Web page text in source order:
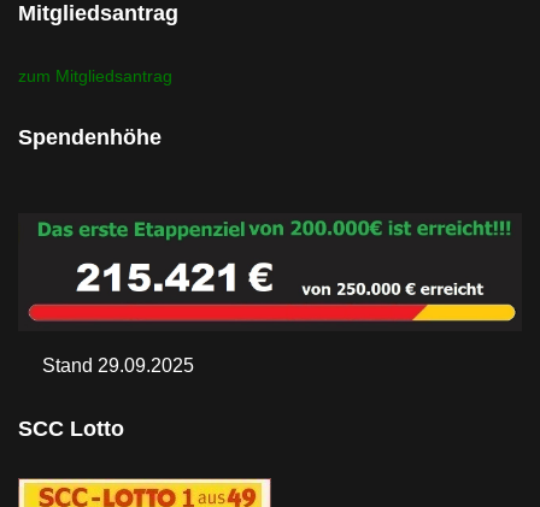
Mitgliedsantrag
zum Mitgliedsantrag
Spendenhöhe
Stand 29.09.2025
SCC Lotto